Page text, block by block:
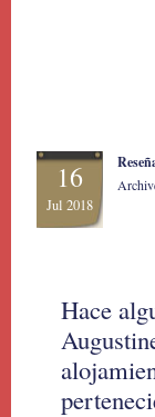
16
Jul 2018
Hace